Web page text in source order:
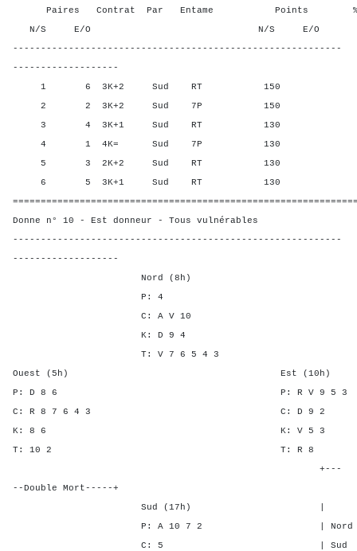
Paires Contrat Par Entame Points %
N/S E/O N/S E/O N/
-----------------------------------------------------------
-------------------
1 6 3K+2 Sud RT 150
2 2 3K+2 Sud 7P 150
3 4 3K+1 Sud RT 130
4 1 4K= Sud 7P 130
5 3 2K+2 Sud RT 130
6 5 3K+1 Sud RT 130
Donne n° 10 - Est donneur - Tous vulnérables
-----------------------------------------------------------
-------------------
Nord (8h)
P: 4
C: A V 10
K: D 9 4
T: V 7 6 5 4 3
Ouest (5h) Est (10h)
P: D 8 6 P: R V 9
C: R 8 7 6 4 3 C: D
K: 8 6 K: V
T: 10 2 T:
+---
--Double Mort-----+
Sud (17h) | SA P
P: A 10 7 2 | Nord 2 1
C: 5 | Sud 2 1 1